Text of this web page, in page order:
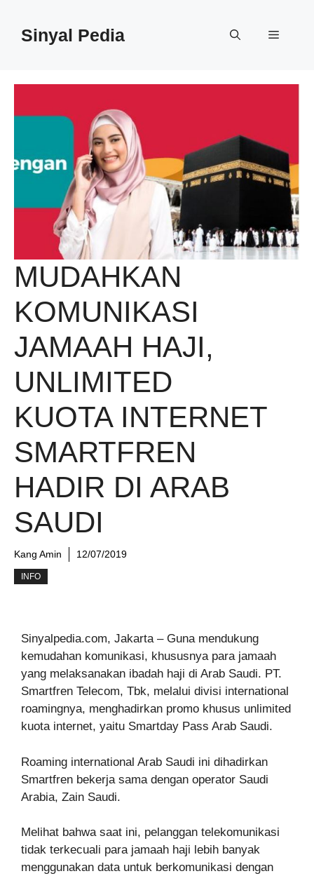
Sinyal Pedia Menu
MUDAHKAN
KOMUNIKASI
JAMAAH HAJI,
UNLIMITED
KUOTA INTERNET
SMARTFREN
HADIR DI ARAB
SAUDI
Kang Amin 12/07/2019
INFO
Sinyalpedia.com, Jakarta – Guna mendukung
kemudahan komunikasi, khususnya para jamaah
yang melaksanakan ibadah haji di Arab Saudi. PT.
Smartfren Telecom, Tbk, melalui divisi international
roamingnya, menghadirkan promo khusus unlimited
kuota internet, yaitu Smartday Pass Arab Saudi.
Roaming international Arab Saudi ini dihadirkan
Smartfren bekerja sama dengan operator Saudi
Arabia, Zain Saudi.
Melihat bahwa saat ini, pelanggan telekomunikasi
tidak terkecuali para jamaah haji lebih banyak
menggunakan data untuk berkomunikasi dengan